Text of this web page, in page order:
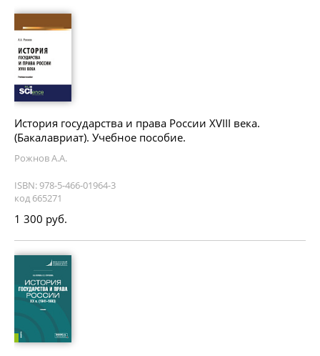
История государства и права России XVIII века.
(Бакалавриат). Учебное пособие.
Рожнов А.А.
ISBN: 978-5-466-01964-3
код 665271
1 300 руб.